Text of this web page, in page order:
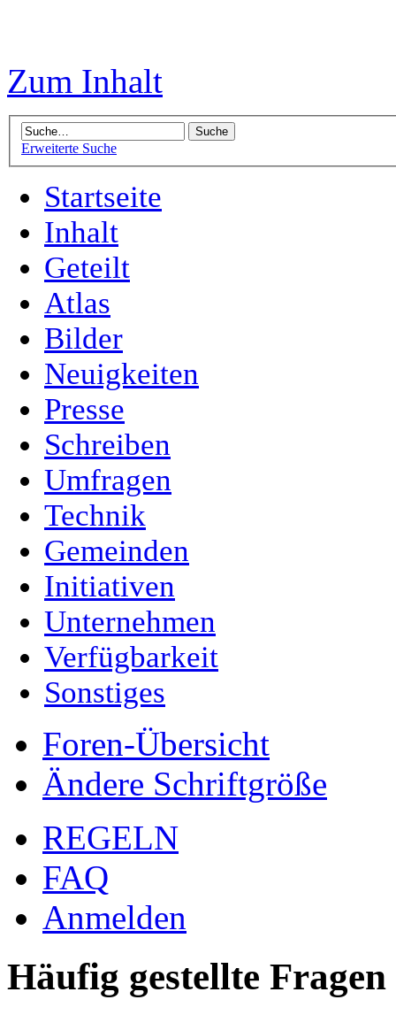
Zum Inhalt
Erweiterte Suche
Startseite
Inhalt
Geteilt
Atlas
Bilder
Neuigkeiten
Presse
Schreiben
Umfragen
Technik
Gemeinden
Initiativen
Unternehmen
Verfügbarkeit
Sonstiges
Foren-Übersicht
Ändere Schriftgröße
REGELN
FAQ
Anmelden
Häufig gestellte Fragen